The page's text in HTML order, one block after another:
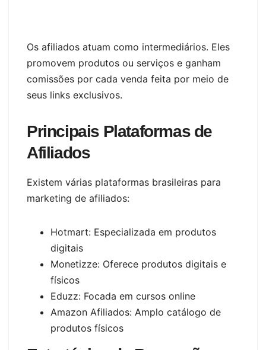
Os afiliados atuam como intermediários. Eles
promovem produtos ou serviços e ganham
comissões por cada venda feita por meio de
seus links exclusivos.
Principais Plataformas de
Afiliados
Existem várias plataformas brasileiras para
marketing de afiliados:
Hotmart: Especializada em produtos
digitais
Monetizze: Oferece produtos digitais e
físicos
Eduzz: Focada em cursos online
Amazon Afiliados: Amplo catálogo de
produtos físicos